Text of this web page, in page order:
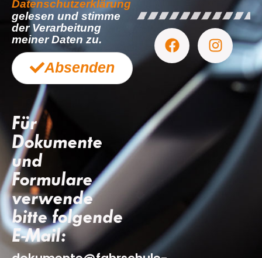
Datenschutzerklärung
gelesen und stimme
der Verarbeitung
meiner Daten zu.
Absenden
Für
Dokumente
und
Formulare
verwende
bitte folgende
E-Mail: